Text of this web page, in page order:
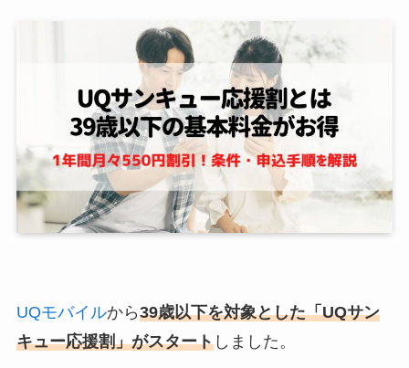
UQモバイルから39歳以下を対象とした「UQサン
キュー応援割」がスタートしました。